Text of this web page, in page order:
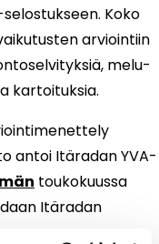
Koko
arviointiin
melu-
kartoituksia.
antoi Itäradan YVA-
toukokuussa
Itäradan